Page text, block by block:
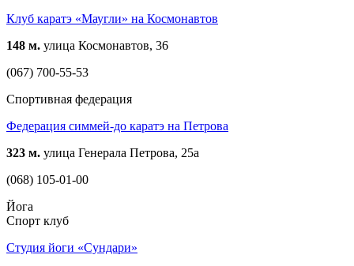
Клуб каратэ «Маугли» на Космонавтов
148 м. улица Космонавтов, 36
(067) 700-55-53
Спортивная федерация
Федерация симмей-до каратэ на Петрова
323 м. улица Генерала Петрова, 25а
(068) 105-01-00
Йога
Спорт клуб
Студия йоги «Сундари»